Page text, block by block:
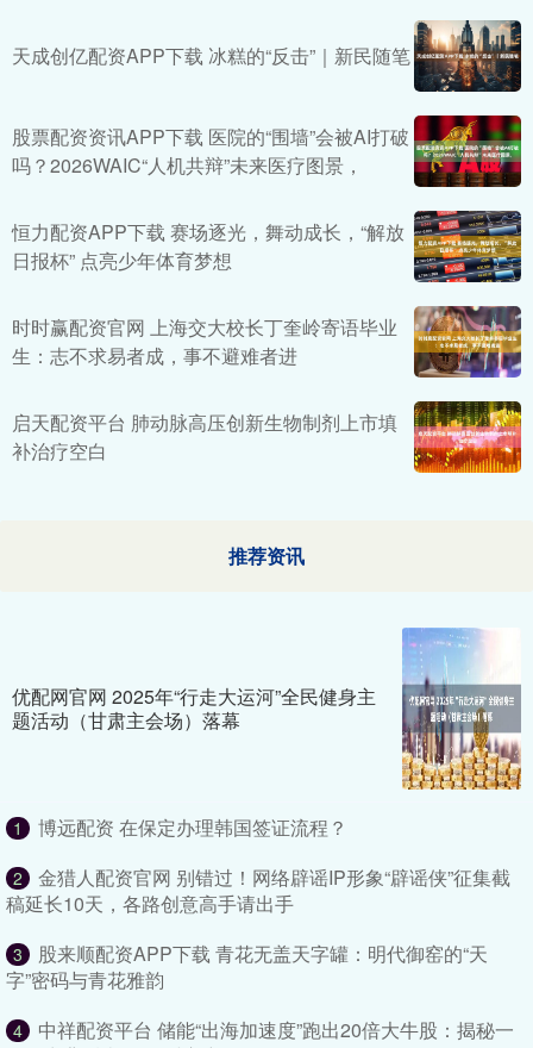
天成创亿配资APP下载 冰糕的“反击”｜新民随笔
股票配资资讯APP下载 医院的“围墙”会被AI打破
吗？2026WAIC“人机共辩”未来医疗图景，
恒力配资APP下载 赛场逐光，舞动成长，“解放
日报杯” 点亮少年体育梦想
时时赢配资官网 上海交大校长丁奎岭寄语毕业
生：志不求易者成，事不避难者进
启天配资平台 肺动脉高压创新生物制剂上市填
补治疗空白
推荐资讯
优配网官网 2025年“行走大运河”全民健身主
题活动（甘肃主会场）落幕
1 博远配资 在保定办理韩国签证流程？
2
金猎人配资官网 别错过！网络辟谣IP形象“辟谣侠”征集截
稿延长10天，各路创意高手请出手
3
股来顺配资APP下载 青花无盖天字罐：明代御窑的“天
字”密码与青花雅韵
4
中祥配资平台 储能“出海加速度”跑出20倍大牛股：揭秘一